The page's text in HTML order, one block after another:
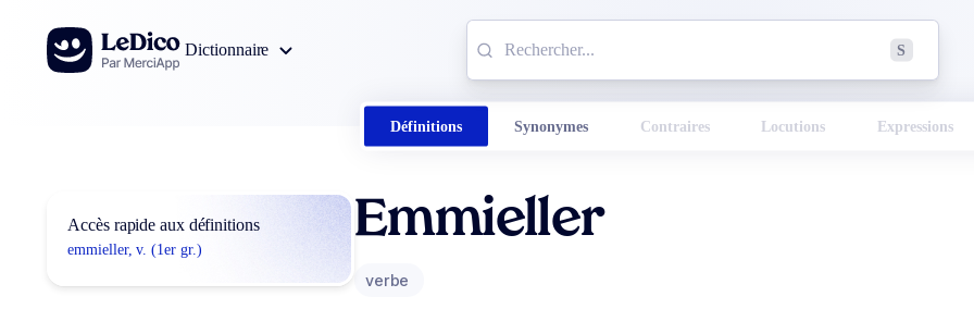
Aller au contenu
Dictionnaire
S
Définitions Synonymes Contraires Locutions Expressions
Accès rapide aux définitions
emmieller, v. (1er gr.)
Emmieller
verbe